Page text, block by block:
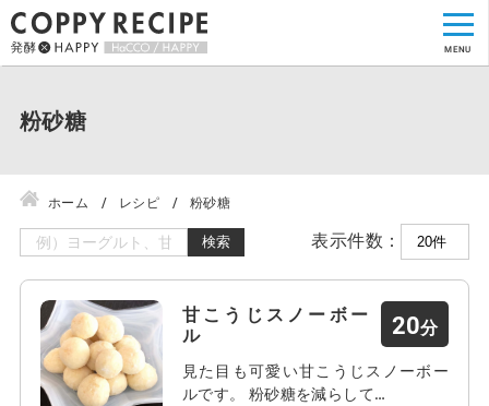
粉砂糖
ホーム レシピ 粉砂糖
検索 表示件数：
甘こうじスノーボー
ル
20
見た目も可愛い甘こうじスノーボー
ルです。 粉砂糖を減らして…